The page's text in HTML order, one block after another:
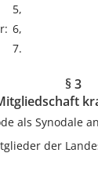
5,
6,
7.
§ 3
als Synodale
der